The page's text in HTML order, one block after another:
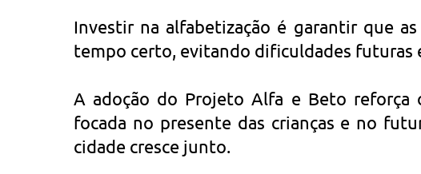
Investir na alfabetização é garantir que
tempo certo, evitando dificuldades futuras
A adoção do Projeto Alfa e Beto reforça
focada no presente das crianças e no
cidade cresce junto.